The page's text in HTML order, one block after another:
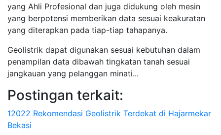
yang Ahli Profesional dan juga didukung oleh mesin
yang berpotensi memberikan data sesuai keakuratan
yang diterapkan pada tiap-tiap tahapanya.
Geolistrik dapat digunakan sesuai kebutuhan dalam
penampilan data dibawah tingkatan tanah sesuai
jangkauan yang pelanggan minati...
Postingan terkait:
12022 Rekomendasi Geolistrik Terdekat di Hajarmekar
Bekasi